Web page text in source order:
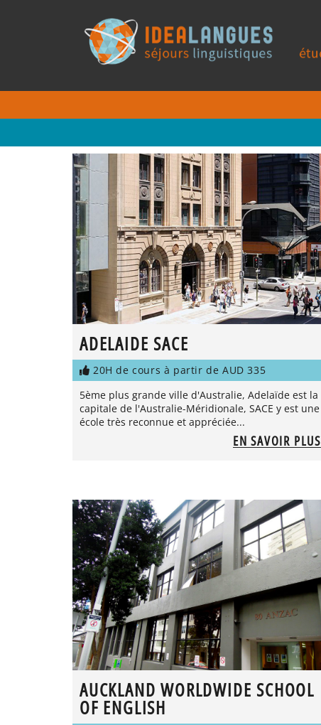
ADELAIDE SACE
20H de cours à partir de AUD 335
5ème plus grande ville d'Australie, Adelaïde est la
capitale de l'Australie-Méridionale, SACE y est une
école très reconnue et appréciée...
EN SAVOIR PLUS
AUCKLAND WORLDWIDE SCHOOL
OF ENGLISH